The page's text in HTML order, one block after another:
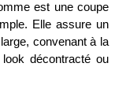
est une coupe
Elle assure un
convenant à la
décontracté ou